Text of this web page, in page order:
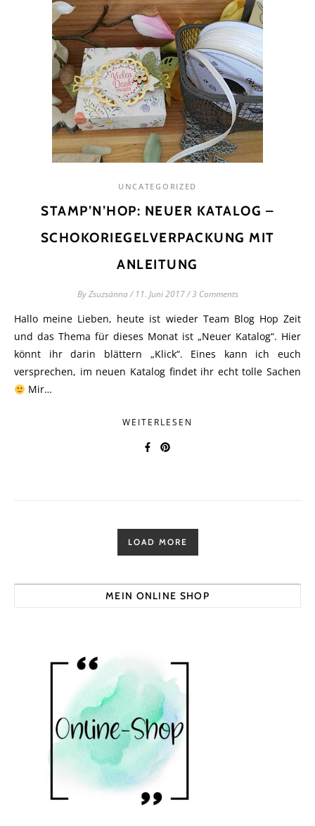
UNCATEGORIZED
STAMP’N’HOP: NEUER KATALOG –
SCHOKORIEGELVERPACKUNG MIT
ANLEITUNG
ByZsuzsánna/ 11. Juni 2017/ 3 Comments
Hallo meine Lieben, heute ist wieder Team Blog Hop Zeit
und das Thema für dieses Monat ist „Neuer Katalog“. Hier
könnt ihr darin blättern „Klick“. Eines kann ich euch
versprechen, im neuen Katalog findet ihr echt tolle Sachen
Mir…
WEITERLESEN
LOAD MORE
MEIN ONLINE SHOP